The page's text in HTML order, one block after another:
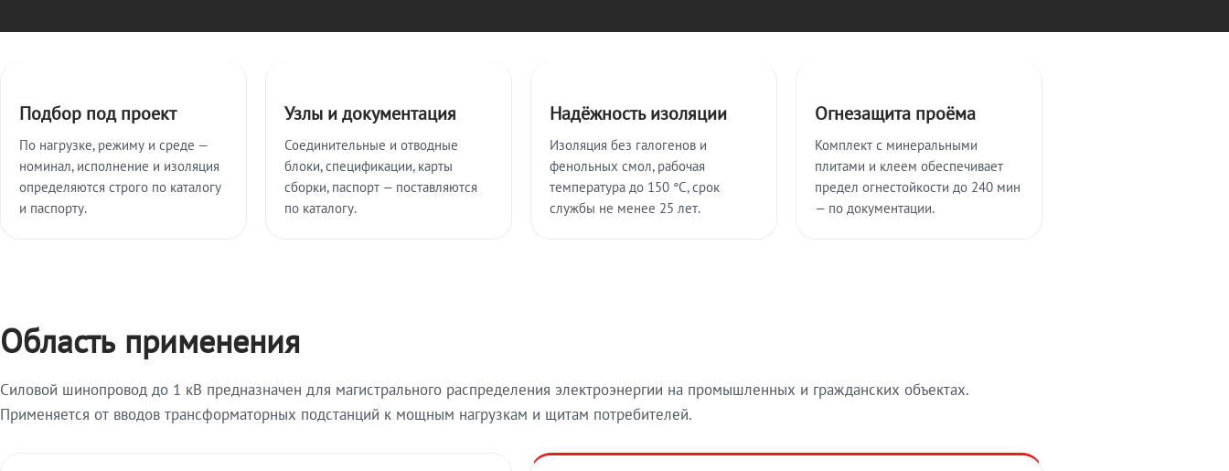
Подбор под проект
По нагрузке, режиму и среде —
номинал, исполнение и изоляция
определяются строго по каталогу
и паспорту.
Узлы и документация
Соединительные и отводные
блоки, спецификации, карты
сборки, паспорт — поставляются
по каталогу.
Надёжность изоляции
Изоляция без галогенов и
фенольных смол, рабочая
температура до 150 °C, срок
службы не менее 25 лет.
Огнезащита проёма
Комплект с минеральными
плитами и клеем обеспечивает
предел огнестойкости до 240 мин
— по документации.
Область применения
Силовой шинопровод до 1 кВ предназначен для магистрального распределения электроэнергии на промышленных и гражданских объектах.
Применяется от вводов трансформаторных подстанций к мощным нагрузкам и щитам потребителей.